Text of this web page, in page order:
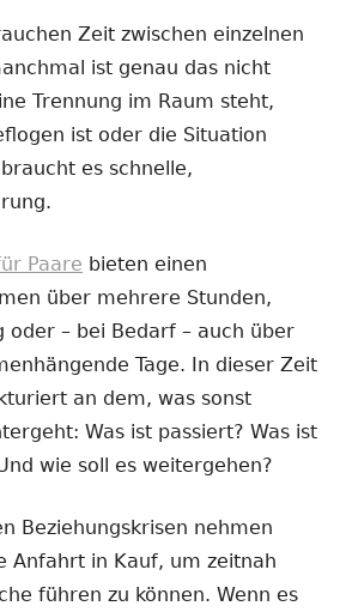
Zeit zwischen einzelnen
ist genau das nicht
Trennung im Raum steht,
ist oder die Situation
es schnelle,
Paare bieten einen
über mehrere Stunden,
oder – bei Bedarf – auch über
Tage. In dieser Zeit
an dem, was sonst
Was ist passiert? Was ist
wie soll es weitergehen?
Beziehungskrisen nehmen
Anfahrt in Kauf, um zeitnah
führen zu können. Wenn es